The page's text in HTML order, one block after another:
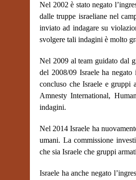
Nel 2002 è stato negato
dalle truppe israeliane nel
inviato ad indagare su
svolgere tali indagini è molto
Nel 2009 al team guidato dal
del 2008/09 Israele ha
concluso che Israele e
Amnesty International,
indagini.
Nel 2014 Israele ha
umani. La commissione
che sia Israele che gruppi
Israele ha anche negato